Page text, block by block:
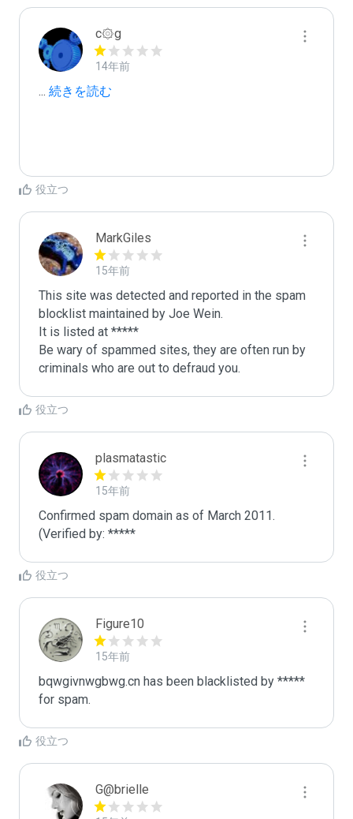
c۞g
14年前
... 続きを読む
役立つ
MarkGiles
15年前
This site was detected and reported in the spam
blocklist maintained by Joe Wein.
It is listed at *****
Be wary of spammed sites, they are often run by
criminals who are out to defraud you.
役立つ
plasmatastic
15年前
Confirmed spam domain as of March 2011.
(Verified by: *****
役立つ
Figure10
15年前
bqwgivnwgbwg.cn has been blacklisted by *****
for spam.
役立つ
G@brielle